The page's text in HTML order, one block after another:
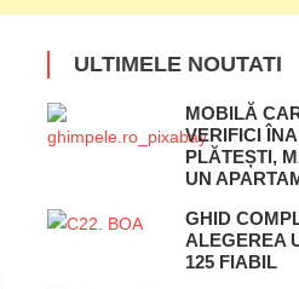
ULTIMELE NOUTATI
MOBILĂ
VERIFICI
PLĂTEȘTI,
UN
GHID
ALEGEREA
125 FIABIL